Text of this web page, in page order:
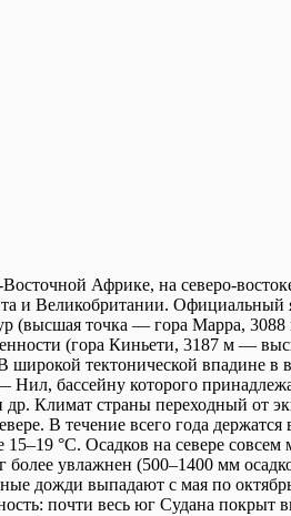
Африке, на северо-
и Великобритании.
(высшая точка — гора Марра,
(гора Киньети, 3187 м —
тектонической впадине в
Нил, бассейну которого
Климат страны переходный от
В течение всего года
°C. Осадков на севере
увлажнен (500–1400 мм
дожди выпадают с мая по
почти весь юг Судана покрыт